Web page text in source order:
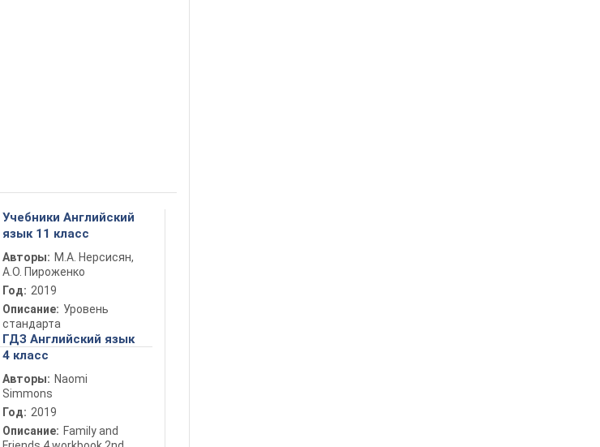
Учебники Английский
язык 11 класс
Авторы: М.А. Нерсисян,
А.О. Пироженко
Год: 2019
Описание: Уровень
стандарта
ГДЗ Английский язык
4 класс
Авторы: Naomi
Simmons
Год: 2019
Описание: Family and